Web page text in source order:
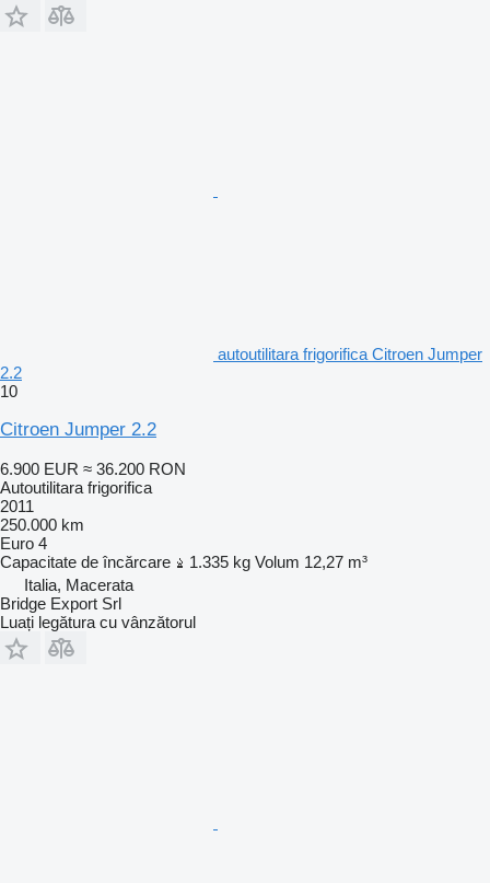
autoutilitara frigorifica Citroen Jumper
2.2
10
Citroen Jumper 2.2
6.900 EUR ≈ 36.200 RON
Autoutilitara frigorifica
2011
250.000 km
Euro 4
Capacitate de încărcare
1.335 kg Volum 12,27 m³
Italia, Macerata
Bridge Export Srl
Luați legătura cu vânzătorul